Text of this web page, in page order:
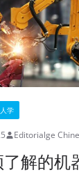
学
Editorialge
解的机